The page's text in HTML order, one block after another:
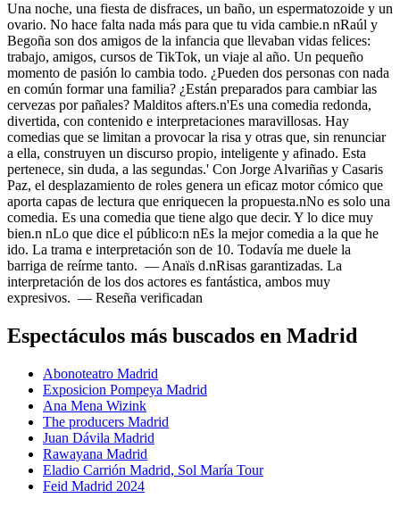
Una noche, una fiesta de disfraces, un baño, un espermatozoide y un
ovario. No hace falta nada más para que tu vida cambie.n nRaúl y
Begoña son dos amigos de la infancia que llevaban vidas felices:
trabajo, amigos, cursos de TikTok, un viaje al año. Un pequeño
momento de pasión lo cambia todo. ¿Pueden dos personas con nada
en común formar una familia? ¿Están preparados para cambiar las
cervezas por pañales? Malditos afters.n'Es una comedia redonda,
divertida, con contenido e interpretaciones maravillosas. Hay
comedias que se limitan a provocar la risa y otras que, sin renunciar
a ella, construyen un discurso propio, inteligente y afinado. Esta
pertenece, sin duda, a las segundas.' Con Jorge Alvariñas y Casaris
Paz, el desplazamiento de roles genera un eficaz motor cómico que
aporta capas de lectura que enriquecen la propuesta.nNo es solo una
comedia. Es una comedia que tiene algo que decir. Y lo dice muy
bien.n nLo que dice el público:n nEs la mejor comedia a la que he
ido. La trama e interpretación son de 10. Todavía me duele la
barriga de reírme tanto. — Anaïs d.nRisas garantizadas. La
interpretación de los dos actores es fantástica, ambos muy
expresivos. — Reseña verificadan
Espectáculos más buscados en Madrid
Abonoteatro Madrid
Exposicion Pompeya Madrid
Ana Mena Wizink
The producers Madrid
Juan Dávila Madrid
Rawayana Madrid
Eladio Carrión Madrid, Sol María Tour
Feid Madrid 2024